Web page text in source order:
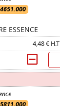
ESSENCE
4,48 € H.T